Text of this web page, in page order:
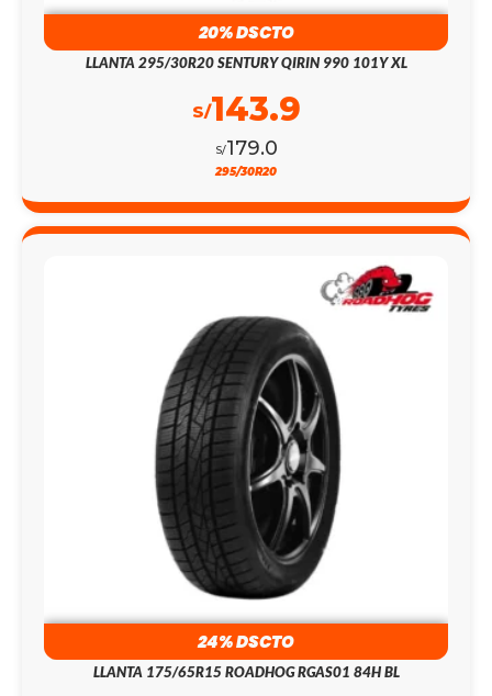
20% DSCTO
LLANTA 295/30R20 SENTURY QIRIN 990 101Y XL
S/179.0
S/143.9
295/30R20
24% DSCTO
LLANTA 175/65R15 ROADHOG RGAS01 84H BL